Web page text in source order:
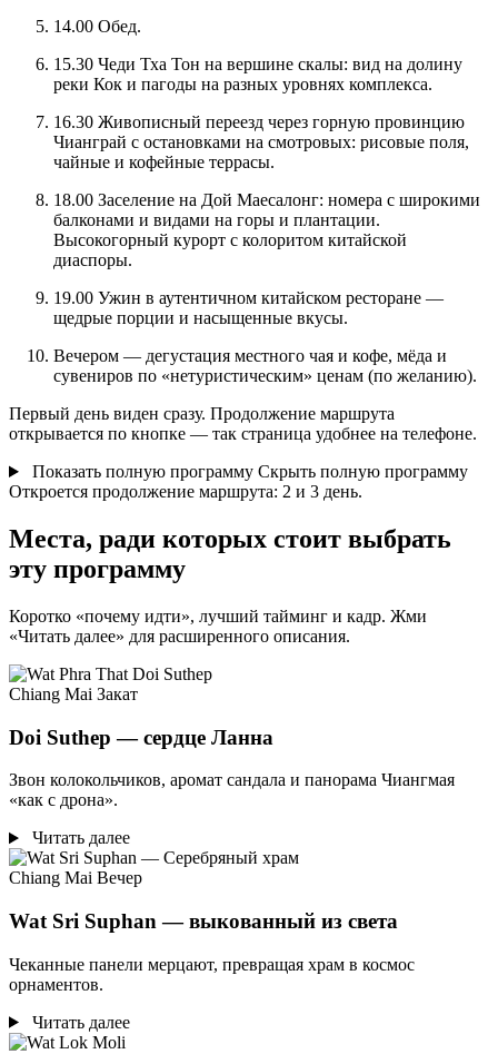
14.00 Обед.
15.30 Чеди Тха Тон на вершине скалы: вид на долину
реки Кок и пагоды на разных уровнях комплекса.
16.30 Живописный переезд через горную провинцию
Чианграй с остановками на смотровых: рисовые поля,
чайные и кофейные террасы.
18.00 Заселение на Дой Маесалонг: номера с широкими
балконами и видами на горы и плантации.
Высокогорный курорт с колоритом китайской
диаспоры.
19.00 Ужин в аутентичном китайском ресторане —
щедрые порции и насыщенные вкусы.
Вечером — дегустация местного чая и кофе, мёда и
сувениров по «нетуристическим» ценам (по желанию).
Первый день виден сразу. Продолжение маршрута
открывается по кнопке — так страница удобнее на телефоне.
Показать полную программу Скрыть полную программу
Откроется продолжение маршрута: 2 и 3 день.
Места, ради которых стоит выбрать
эту программу
Коротко «почему идти», лучший тайминг и кадр. Жми
«Читать далее» для расширенного описания.
Chiang Mai Закат
Doi Suthep — сердце Ланна
Звон колокольчиков, аромат сандала и панорама Чиангмая
«как с дрона».
Читать далее
Chiang Mai Вечер
Wat Sri Suphan — выкованный из света
Чеканные панели мерцают, превращая храм в космос
орнаментов.
Читать далее